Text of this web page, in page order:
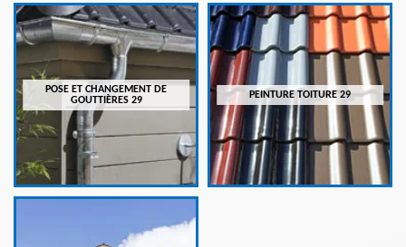
POSE ET CHANGEMENT DE
GOUTTIÈRES 29
PEINTURE TOITURE 29